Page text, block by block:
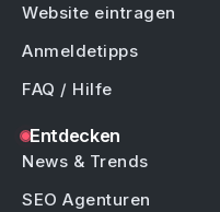
Website eintragen
Anmeldetipps
FAQ / Hilfe
Entdecken
News & Trends
SEO Agenturen